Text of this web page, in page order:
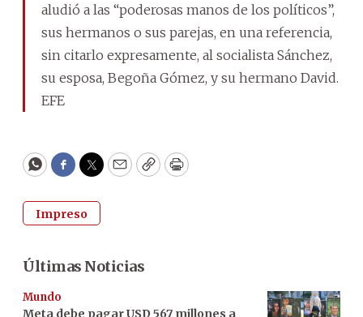
aludió a las “poderosas manos de los políticos”,
sus hermanos o sus parejas, en una referencia,
sin citarlo expresamente, al socialista Sánchez,
su esposa, Begoña Gómez, y su hermano David.
EFE
WhatsApp
Facebook
Twitter
EmailCopyPrint
Impreso
Últimas Noticias
Mundo
Meta debe pagar USD 567 millones a